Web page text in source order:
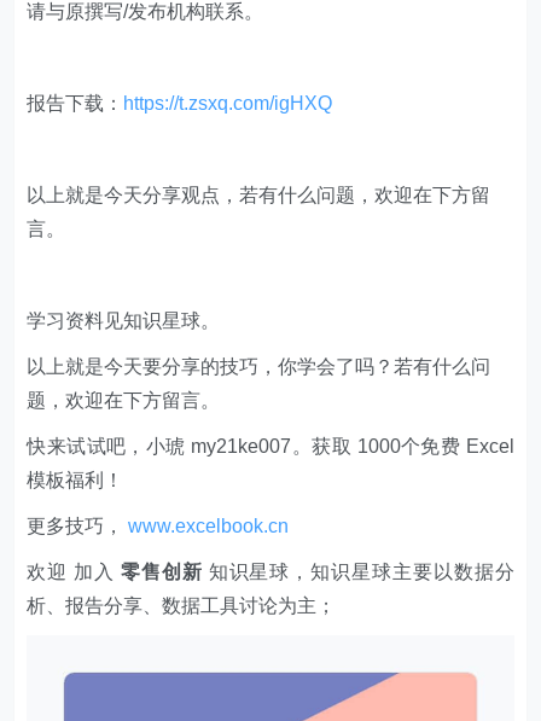
请与原撰写/发布机构联系。
报告下载： https://t.zsxq.com/igHXQ
​​以上就是今天分享观点，若有什么问题，欢迎在下方留
言。
学习资料见知识星球。
以上就是今天要分享的技巧，你学会了吗？若有什么问
题，欢迎在下方留言。
快来试试吧，小琥 my21ke007。获取 1000个免费 Excel
模板福利​​​​！
更多技巧，www.excelbook.cn
欢迎 加入 零售创新 知识星球，知识星球主要以数据分
析、报告分享、数据工具讨论为主；